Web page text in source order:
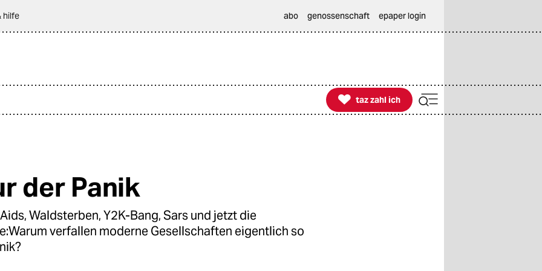
hilfe abo genossenschaft epaper login

taz zahl ich
taz zahl ich
der Panik
Waldsterben, Y2K-Bang, Sars und jetzt die
verfallen moderne Gesellschaften eigentlich so